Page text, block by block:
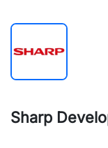
Sharp